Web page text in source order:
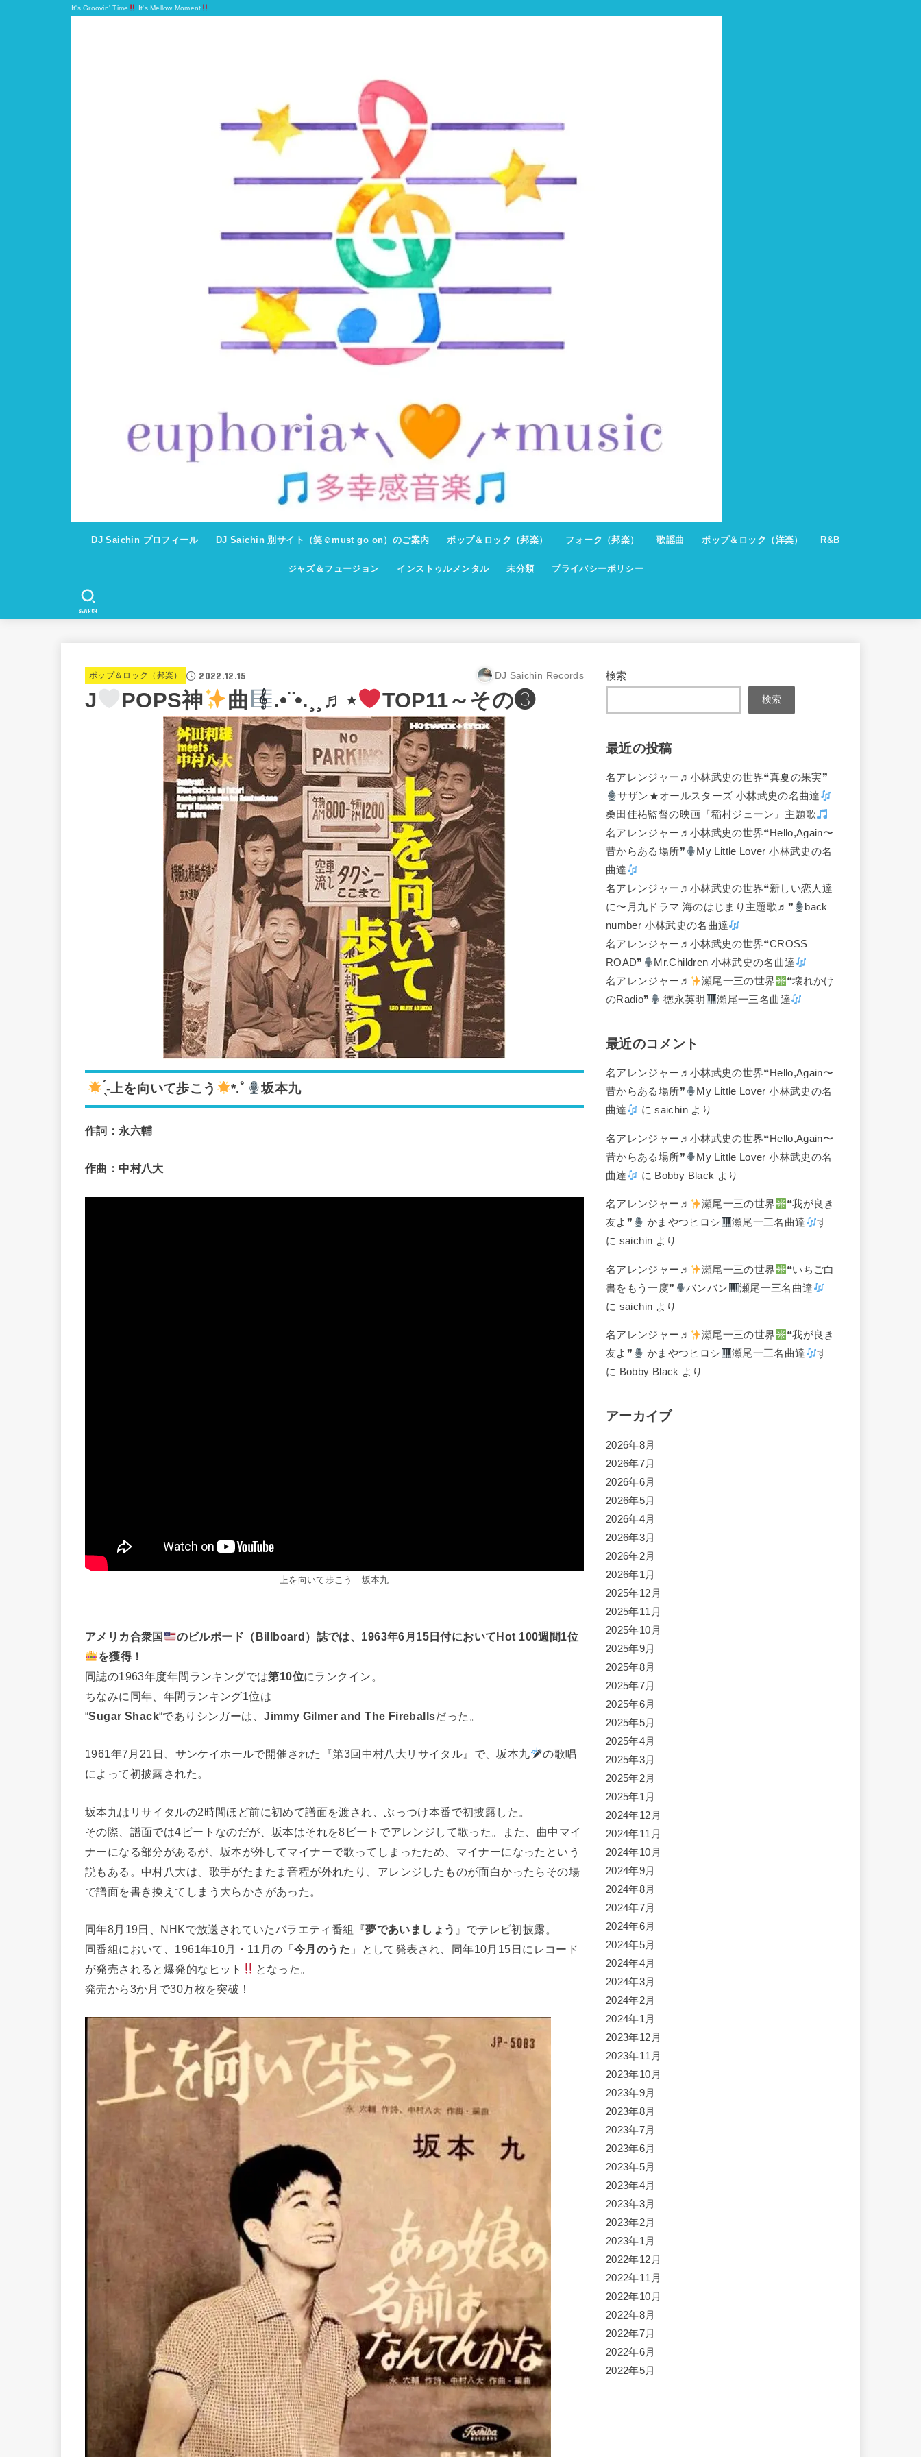
It's Groovin' Time It's Mellow Moment
DJ Saichin プロフィール DJ Saichin 別サイト（笑☺must go on）のご案内 ポップ＆ロック（邦楽） フォーク（邦楽） 歌謡曲 ポップ＆ロック（洋楽） R&B
ジャズ＆フュージョン インストゥルメンタル 未分類 プライバシーポリシー
SEARCH
ポップ＆ロック（邦楽） 2022.12.15 DJ Saichin Records
J POPS神 曲 .•¨•.¸¸♬⋆ TOP11～その❸
̖́-上を向いて歩こう *.ﾟ 坂本九
作詞：永六輔
作曲：中村八大
上を向いて歩こう 坂本九
アメリカ合衆国
のビルボード（Billboard）誌では、1963年6月15日付においてHot 100週間1位
を獲得！
同誌の1963年度年間ランキングでは第10位にランクイン。
ちなみに同年、年間ランキング1位は
“Sugar Shack“でありシンガーは、Jimmy Gilmer and The Fireballsだった。
1961年7月21日、サンケイホールで開催された『第3回中村八大リサイタル』で、坂本九
の歌唱
によって初披露された。
坂本九はリサイタルの2時間ほど前に初めて譜面を渡され、ぶっつけ本番で初披露した。
その際、譜面では4ビートなのだが、坂本はそれを8ビートでアレンジして歌った。また、曲中マイ
ナーになる部分があるが、坂本が外してマイナーで歌ってしまったため、マイナーになったという
説もある。中村八大は、歌手がたまたま音程が外れたり、アレンジしたものが面白かったらその場
で譜面を書き換えてしまう大らかさがあった。
同年8月19日、NHKで放送されていたバラエティ番組『夢であいましょう 』でテレビ初披露。
同番組において、1961年10月・11月の「今月のうた 」として発表され、同年10月15日にレコード
が発売されると爆発的なヒット
となった。
発売から3か月で30万枚を突破！
検索
検索
最近の投稿
名アレンジャー♬ 小林武史の世界❝真夏の果実❞
サザン★オールスターズ 小林武史の名曲達
桑田佳祐監督の映画『稲村ジェーン』主題歌
名アレンジャー♬ 小林武史の世界❝Hello,Again〜
昔からある場所❞
My Little Lover 小林武史の名
曲達
名アレンジャー♬ 小林武史の世界❝新しい恋人達
に〜月九ドラマ 海のはじまり主題歌♬❞
back
number 小林武史の名曲達
名アレンジャー♬ 小林武史の世界❝CROSS
ROAD❞
Mr.Children 小林武史の名曲達
名アレンジャー♬
瀬尾一三の世界
❝壊れかけ
のRadio❞
徳永英明 瀬尾一三名曲達
最近のコメント
名アレンジャー♬ 小林武史の世界❝Hello,Again〜
昔からある場所❞
My Little Lover 小林武史の名
曲達
にsaichinより
名アレンジャー♬ 小林武史の世界❝Hello,Again〜
昔からある場所❞
My Little Lover 小林武史の名
曲達
に Bobby Black より
名アレンジャー♬ 瀬尾一三の世界
❝我が良き
友よ❞
かまやつヒロシ 瀬尾一三名曲達
す
に saichin より
名アレンジャー♬ 瀬尾一三の世界
❝いちご白
書をもう一度❞
バンバン
瀬尾一三名曲達
に saichin より
名アレンジャー♬ 瀬尾一三の世界
❝我が良き
友よ❞
かまやつヒロシ 瀬尾一三名曲達
す
に Bobby Black より
アーカイブ
2026年8月
2026年7月
2026年6月
2026年5月
2026年4月
2026年3月
2026年2月
2026年1月
2025年12月
2025年11月
2025年10月
2025年9月
2025年8月
2025年7月
2025年6月
2025年5月
2025年4月
2025年3月
2025年2月
2025年1月
2024年12月
2024年11月
2024年10月
2024年9月
2024年8月
2024年7月
2024年6月
2024年5月
2024年4月
2024年3月
2024年2月
2024年1月
2023年12月
2023年11月
2023年10月
2023年9月
2023年8月
2023年7月
2023年6月
2023年5月
2023年4月
2023年3月
2023年2月
2023年1月
2022年12月
2022年11月
2022年10月
2022年8月
2022年7月
2022年6月
2022年5月